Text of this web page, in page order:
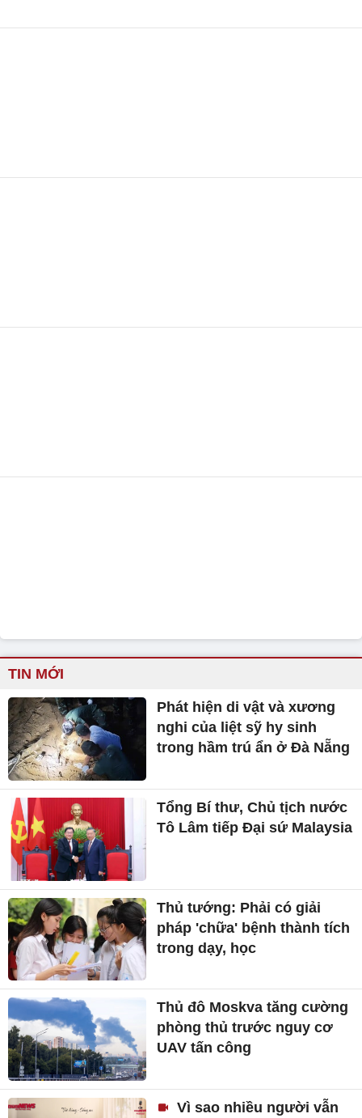
TIN MỚI
Phát hiện di vật và xương
nghi của liệt sỹ hy sinh
trong hầm trú ẩn ở Đà Nẵng
Tổng Bí thư, Chủ tịch nước
Tô Lâm tiếp Đại sứ Malaysia
Thủ tướng: Phải có giải
pháp 'chữa' bệnh thành tích
trong dạy, học
Thủ đô Moskva tăng cường
phòng thủ trước nguy cơ
UAV tấn công
Vì sao nhiều người vẫn